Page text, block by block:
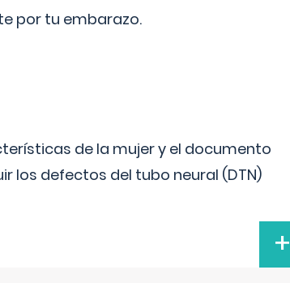
por tu embarazo.
de la mujer y el documento
los defectos del tubo neural (DTN)
+